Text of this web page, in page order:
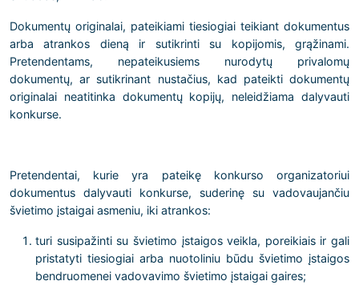
Dokumentų originalai, pateikiami tiesiogiai teikiant dokumentus
arba atrankos dieną ir sutikrinti su kopijomis, grąžinami.
Pretendentams, nepateikusiems nurodytų privalomų
dokumentų, ar sutikrinant nustačius, kad pateikti dokumentų
originalai neatitinka dokumentų kopijų, neleidžiama dalyvauti
konkurse.
Pretendentai, kurie yra pateikę konkurso organizatoriui
dokumentus dalyvauti konkurse, suderinę su vadovaujančiu
švietimo įstaigai asmeniu, iki atrankos:
turi susipažinti su švietimo įstaigos veikla, poreikiais ir gali
pristatyti tiesiogiai arba nuotoliniu būdu švietimo įstaigos
bendruomenei vadovavimo švietimo įstaigai gaires;